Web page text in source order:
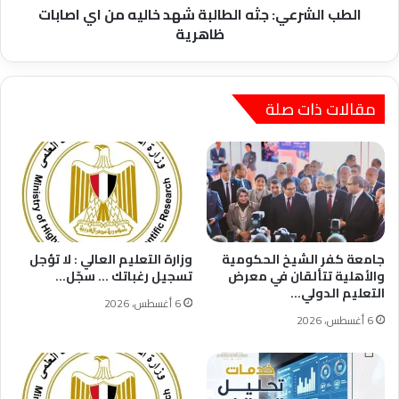
ظاهريةالطب الشرعي: جثه الطالبة شهد خاليه من اي اصابات
ظاهرية
مقالات ذات صلة
جامعة كفر الشيخ الحكومية
والأهلية تتألقان في معرض
التعليم الدولي…
6 أغسطس، 2026
وزارة التعليم العالي : لا تؤجل
تسجيل رغباتك … سجّل…
6 أغسطس، 2026